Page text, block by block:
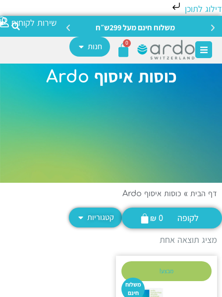
לתוכן
שירות לקוחות
משלוח חינם מעל 299ש״ח צריכה
חנות
כוסות איסוף Ardo
דף הבית»כוסות איסוף Ardo
לקופה ₪0 קטגוריות
מציג תוצאה אחת
מבצע!
משלוח
חינם